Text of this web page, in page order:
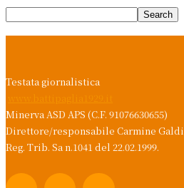
Testata giornalistica
Minerva ASD APS (C.F. 91076630655)
Direttore/responsabile Carmine Galdi
Reg. Trib. Sa n.1041 del 22.02.1999.